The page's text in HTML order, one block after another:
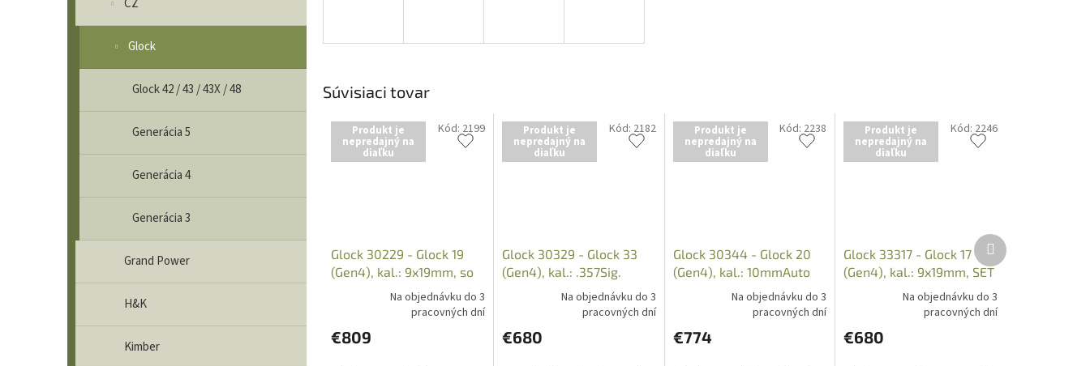
ČZ
Glock
Glock 42 / 43 / 43X / 48
Generácia 5
Generácia 4
Generácia 3
Grand Power
H&K
Kimber
Súvisiaci tovar
Produkt je
nepredajný na
diaľku
Glock 30229 - Glock 19
(Gen4), kal.: 9x19mm, so
závitom M13,5x1 ľavý
Na objednávku do 3
pracovných dní
€809
Kód: 2199 Produkt je
nepredajný na
diaľku
Glock 30329 - Glock 33
(Gen4), kal.: .357Sig.
Na objednávku do 3
pracovných dní
€680
Kód: 2182 Produkt je
nepredajný na
diaľku
Glock 30344 - Glock 20
(Gen4), kal.: 10mmAuto
Na objednávku do 3
pracovných dní
€774
Kód: 2238 Produkt je
nepredajný na
diaľku
Glock 33317 - Glock 17
(Gen4), kal.: 9x19mm, SET
Na objednávku do 3
pracovných dní
€680
Kód: 2246
Ďalší
produkt